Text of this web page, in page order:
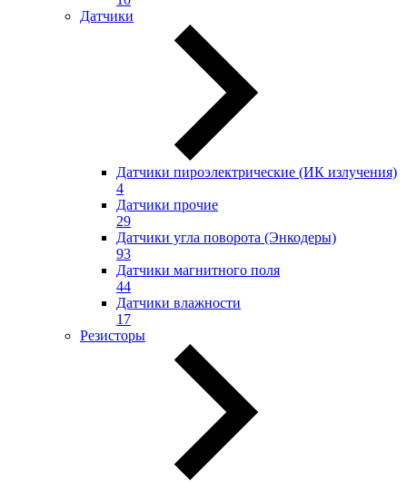
Датчики
Датчики пироэлектрические (ИК излучения)
4
Датчики прочие
29
Датчики угла поворота (Энкодеры)
93
Датчики магнитного поля
44
Датчики влажности
17
Резисторы